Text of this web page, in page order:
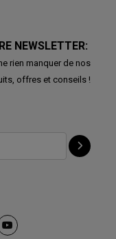
NEWSLETTER:
rien manquer de nos
offres et conseils !